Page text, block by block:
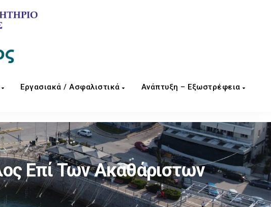
Εργασιακά / Ασφαλιστικά Ανάπτυξη – Εξωστρέφεια
Επί Των Ακαθάριστων